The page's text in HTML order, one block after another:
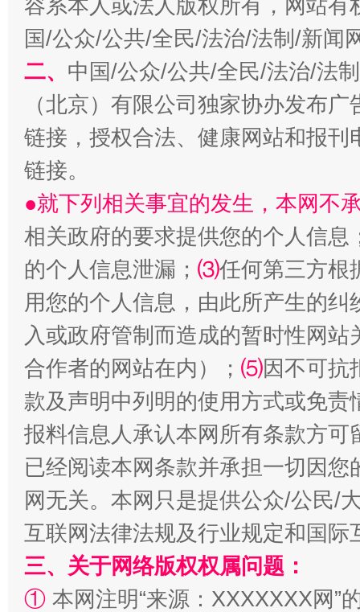
站台名比不上好声名
漫山遍野的桃花与雪山、麦地、白藏房 除
容系本人或法人版权所有，网站
国/公众/公共/全民/法治/法制/新闻
二、 中国/公众/公共/全民/法治/法
（北京）有限公司独家协办发布
链接，授权合法、健康网站和报
链接。
●就下列相关事宜的发生，本网不
相关政府的要求提供您的个人信息
的个人信息泄漏； ⑶任何第三方根
用您的个人信息，由此所产生的纠
入或政府管制而造成的暂时性网
合作者的网站在内）； ⑸因不可抗
款及声明中列明的使用方式或免责
报料信息人承认本网所有条款方
已经阅读本网条款并承担一切因
网无关。本网只是提供公众/公民/
互联网法律法规及行业规定和国
三、关于网络版权权属问题：
① 本网注明“来源：XXXXXXX网”